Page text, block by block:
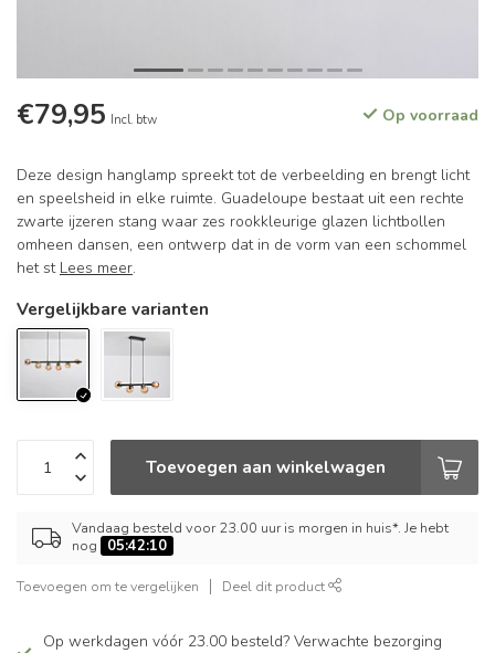
€79,95 Incl. btw Op voorraad
Deze design hanglamp spreekt tot de verbeelding en brengt licht
en speelsheid in elke ruimte. Guadeloupe bestaat uit een rechte
zwarte ijzeren stang waar zes rookkleurige glazen lichtbollen
omheen dansen, een ontwerp dat in de vorm van een schommel
het st Lees meer.
Vergelijkbare varianten
Toevoegen aan winkelwagen
Vandaag besteld voor 23.00 uur is morgen in huis*. Je hebt
nog
05:42:09
Toevoegen om te vergelijken Deel dit product
Op werkdagen vóór 23.00 besteld? Verwachte bezorging